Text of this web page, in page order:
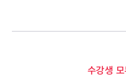
수강생